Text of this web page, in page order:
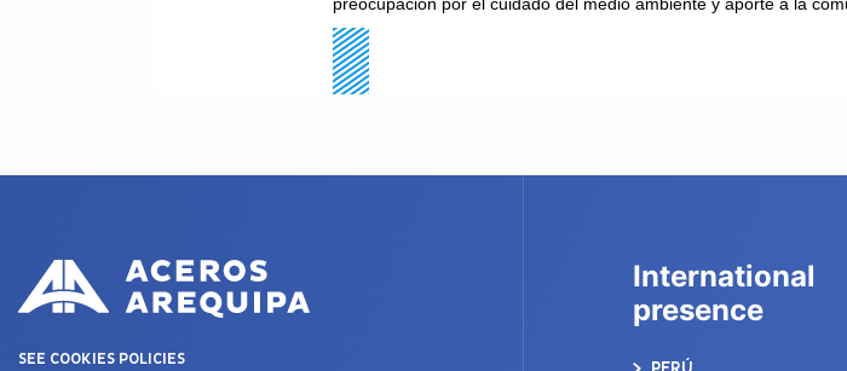
SEE COOKIES POLICIES
International
presence